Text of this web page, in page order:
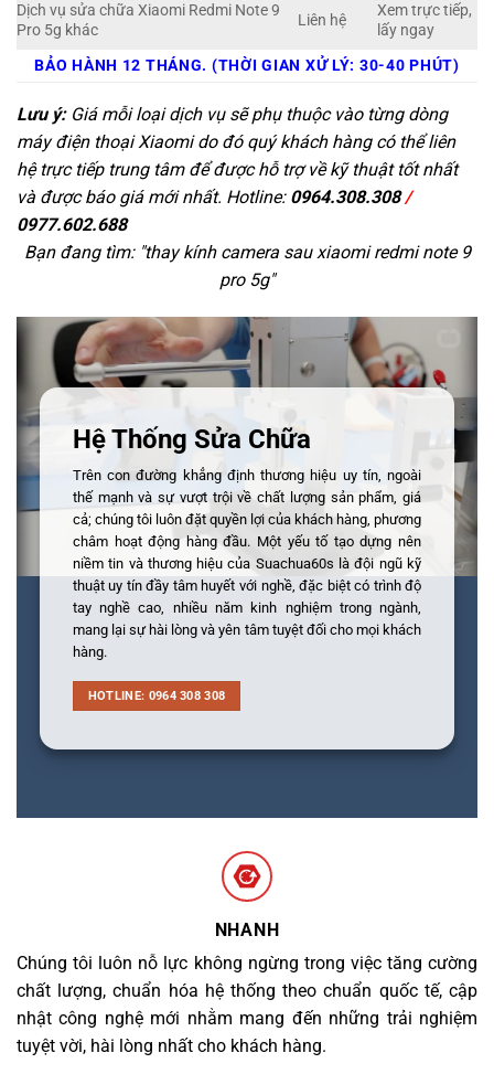
Dịch vụ sửa chữa Xiaomi Redmi Note 9
Pro 5g khác
Liên hệ
Xem trực tiếp,
lấy ngay
BẢO HÀNH 12 THÁNG. (THỜI GIAN XỬ LÝ: 30-40 PHÚT)
Lưu ý:Giá mỗi loại dịch vụ sẽ phụ thuộc vào từng dòng
máy điện thoại Xiaomi do đó quý khách hàng có thể liên
hệ trực tiếp trung tâm để được hỗ trợ về kỹ thuật tốt nhất
và được báo giá mới nhất. Hotline: 0964.308.308/
0977.602.688
Bạn đang tìm: "thay kính camera sau xiaomi redmi note 9
pro 5g"
Hệ Thống Sửa Chữa
Trên con đường khẳng định thương hiệu uy tín, ngoài
thế mạnh và sự vượt trội về chất lượng sản phẩm, giá
cả; chúng tôi luôn đặt quyền lợi của khách hàng, phương
châm hoạt động hàng đầu. Một yếu tố tạo dựng nên
niềm tin và thương hiệu của Suachua60s là đội ngũ kỹ
thuật uy tín đầy tâm huyết với nghề, đặc biệt có trình độ
tay nghề cao, nhiều năm kinh nghiệm trong ngành,
mang lại sự hài lòng và yên tâm tuyệt đối cho mọi khách
hàng.
HOTLINE: 0964 308 308
NHANH
Chúng tôi luôn nỗ lực không ngừng trong việc tăng cường
chất lượng, chuẩn hóa hệ thống theo chuẩn quốc tế, cập
nhật công nghệ mới nhằm mang đến những trải nghiệm
tuyệt vời, hài lòng nhất cho khách hàng.